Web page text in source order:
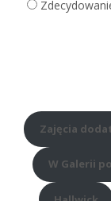
Zajęcia
W Galerii